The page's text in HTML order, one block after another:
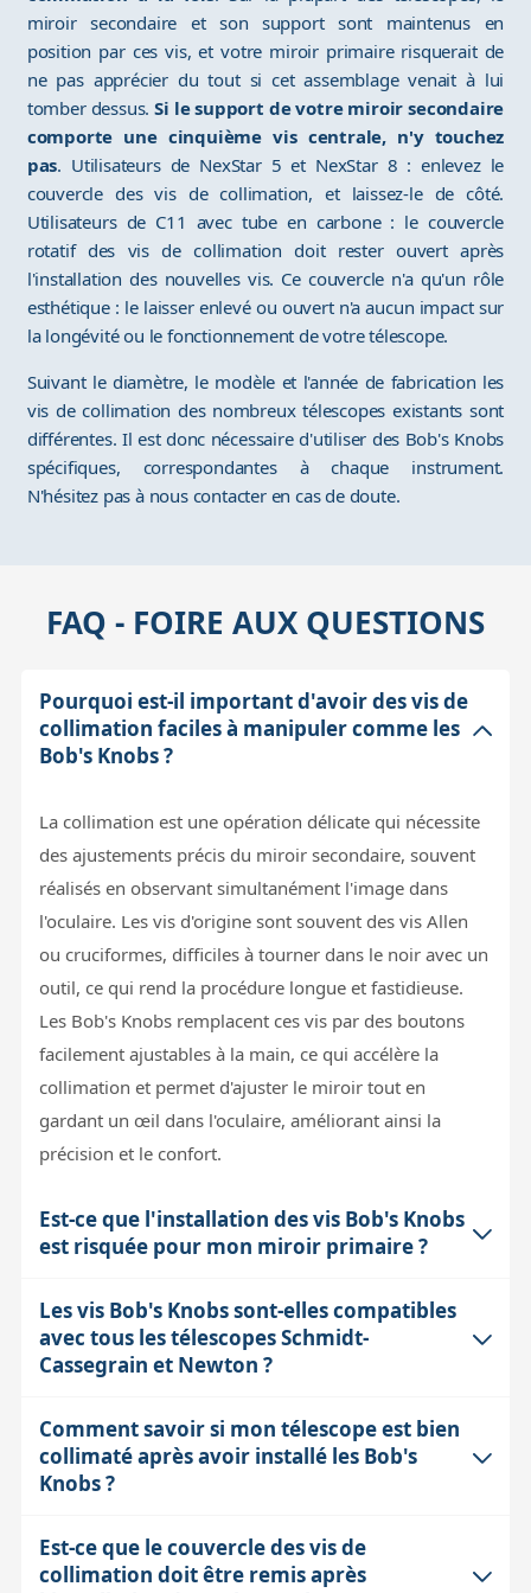
miroir secondaire et son support sont maintenus en
position par ces vis, et votre miroir primaire risquerait de
ne pas apprécier du tout si cet assemblage venait à lui
tomber dessus.Si le support de votre miroir secondaire
comporte une cinquième vis centrale, n'y touchez
pas. Utilisateurs de NexStar 5 et NexStar 8 : enlevez le
couvercle des vis de collimation, et laissez-le de côté.
Utilisateurs de C11 avec tube en carbone : le couvercle
rotatif des vis de collimation doit rester ouvert après
l'installation des nouvelles vis. Ce couvercle n'a qu'un rôle
esthétique : le laisser enlevé ou ouvert n'a aucun impact sur
la longévité ou le fonctionnement de votre télescope.
Suivant le diamètre, le modèle et l'année de fabrication les
vis de collimation des nombreux télescopes existants sont
différentes. Il est donc nécessaire d'utiliser des Bob's Knobs
spécifiques, correspondantes à chaque instrument.
N'hésitez pas à nous contacter en cas de doute.
FAQ - FOIRE AUX QUESTIONS
Pourquoi est-il important d'avoir des vis de
collimation faciles à manipuler comme les
Bob's Knobs ?
La collimation est une opération délicate qui nécessite
des ajustements précis du miroir secondaire, souvent
réalisés en observant simultanément l'image dans
l'oculaire. Les vis d'origine sont souvent des vis Allen
ou cruciformes, difficiles à tourner dans le noir avec un
outil, ce qui rend la procédure longue et fastidieuse.
Les Bob's Knobs remplacent ces vis par des boutons
facilement ajustables à la main, ce qui accélère la
collimation et permet d'ajuster le miroir tout en
gardant un œil dans l'oculaire, améliorant ainsi la
précision et le confort.
Est-ce que l'installation des vis Bob's Knobs
est risquée pour mon miroir primaire ?
L'installation est sûre à condition de ne jamais retirer
plus d'une vis de collimation à la fois. Ces vis
maintiennent en effet le miroir secondaire en place, qui
enlevant plusieurs vis simultanément, vous risquez que
le support tombe sur le miroir primaire, ce qui pourrait
en respectant cette règle, pour préserver l'intégrité de
votre optique.
Les vis Bob's Knobs sont-elles compatibles
avec tous les télescopes Schmidt-
Cassegrain et Newton ?
Les vis Bob's Knobs existent en plusieurs filetages et
longueurs pour s'adapter à la majorité des télescopes
Schmidt-Cassegrain et Newton, mais chaque modèle
diamètre et l'année de fabrication. Il est donc
Comment savoir si mon télescope est bien
collimaté après avoir installé les Bob's
Knobs ?
Une méthode simple consiste à orienter votre tube
optique de manière à regarder à l'intérieur à environ 5
Est-ce que le couvercle des vis de
collimation doit être remis après